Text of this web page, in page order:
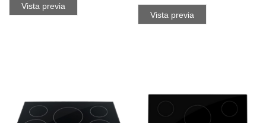
Vista previa
Vista previa